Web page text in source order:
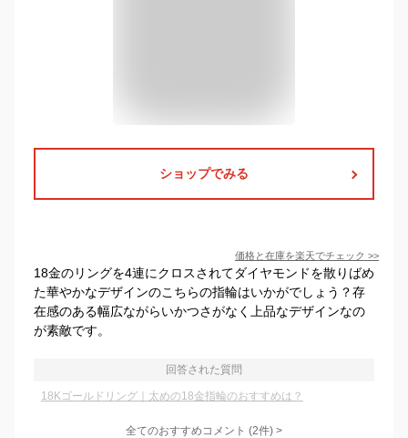
ショップでみる
価格と在庫を楽天でチェック >>
18金のリングを4連にクロスされてダイヤモンドを散りばめ
た華やかなデザインのこちらの指輪はいかがでしょう？存
在感のある幅広ながらいかつさがなく上品なデザインなの
が素敵です。
回答された質問
18Kゴールドリング｜太めの18金指輪のおすすめは？
全てのおすすめコメント (2件) >